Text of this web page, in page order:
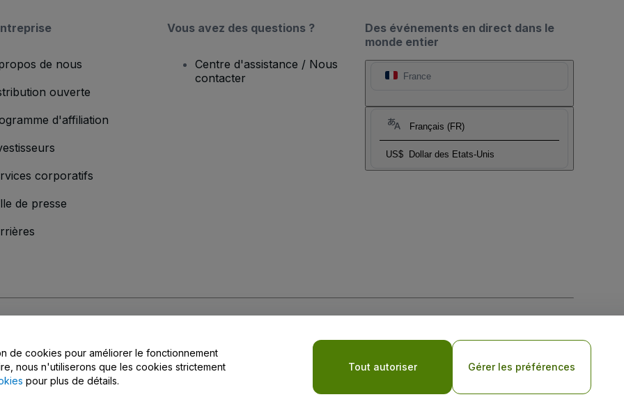
Des événements en direct dans le
monde entier
France
Français (FR)
US$ Dollar des Etats-Unis
de nous
ouverte
d'affiliation
corporatifs
de presse
Vous avez des questions ?
Centre d'assistance / Nous
contacter
Politique de confidentialité pour les appareils mobiles
de confidentialité
de cookies pour améliorer le fonctionnement
nous n'utiliserons que les cookies strictement
pour plus de détails.
Tout autoriser Gérer les préférences